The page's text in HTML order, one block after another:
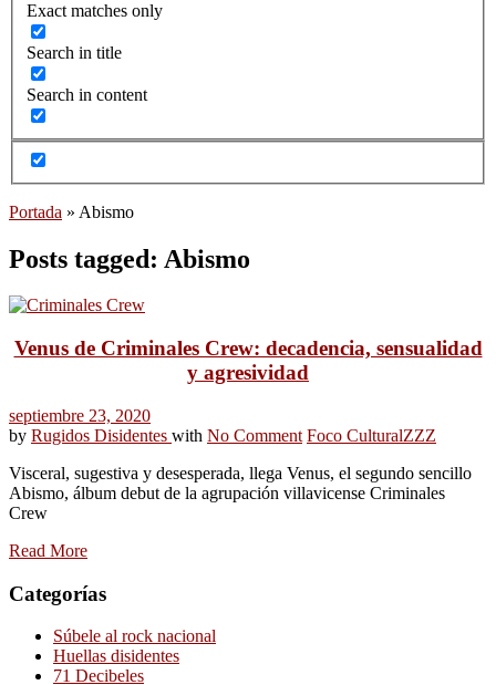
Exact matches only
Search in title
Search in content
Portada » Abismo
Posts tagged: Abismo
Venus de Criminales Crew: decadencia, sensualidad
y agresividad
septiembre 23, 2020
by Rugidos Disidentes with No Comment Foco CulturalZZZ
Visceral, sugestiva y desesperada, llega Venus, el segundo sencillo
Abismo, álbum debut de la agrupación villavicense Criminales
Crew
Read More
Categorías
Súbele al rock nacional
Huellas disidentes
71 Decibeles